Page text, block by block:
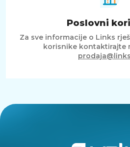
Poslovni
Za sve informacije o Links
korisnike kontaktirajte